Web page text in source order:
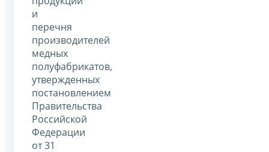
и
перечня
производителей
медных
полуфабрикатов,
утвержденных
постановлением
Правительства
Российской
Федерации
от 31